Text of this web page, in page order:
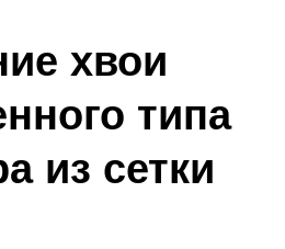
хвои
типа
из сетки